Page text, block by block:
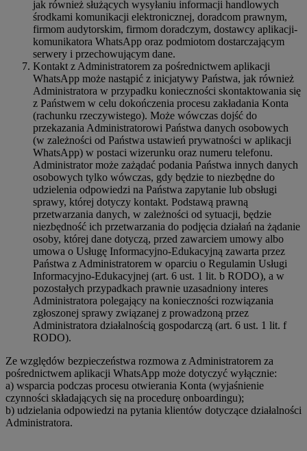
jak również służących wysyłaniu informacji handlowych
środkami komunikacji elektronicznej, doradcom prawnym,
firmom audytorskim, firmom doradczym, dostawcy aplikacji-
komunikatora WhatsApp oraz podmiotom dostarczającym
serwery i przechowującym dane.
Kontakt z Administratorem za pośrednictwem aplikacji
WhatsApp może nastąpić z inicjatywy Państwa, jak również
Administratora w przypadku konieczności skontaktowania się
z Państwem w celu dokończenia procesu zakładania Konta
(rachunku rzeczywistego). Może wówczas dojść do
przekazania Administratorowi Państwa danych osobowych
(w zależności od Państwa ustawień prywatności w aplikacji
WhatsApp) w postaci wizerunku oraz numeru telefonu.
Administrator może zażądać podania Państwa innych danych
osobowych tylko wówczas, gdy będzie to niezbędne do
udzielenia odpowiedzi na Państwa zapytanie lub obsługi
sprawy, której dotyczy kontakt. Podstawą prawną
przetwarzania danych, w zależności od sytuacji, będzie
niezbędność ich przetwarzania do podjęcia działań na żądanie
osoby, której dane dotyczą, przed zawarciem umowy albo
umowa o Usługę Informacyjno-Edukacyjną zawarta przez
Państwa z Administratorem w oparciu o Regulamin Usługi
Informacyjno-Edukacyjnej (art. 6 ust. 1 lit. b RODO), a w
pozostałych przypadkach prawnie uzasadniony interes
Administratora polegający na konieczności rozwiązania
zgłoszonej sprawy związanej z prowadzoną przez
Administratora działalnością gospodarczą (art. 6 ust. 1 lit. f
RODO).
Ze względów bezpieczeństwa rozmowa z Administratorem za
pośrednictwem aplikacji WhatsApp może dotyczyć wyłącznie:
a) wsparcia podczas procesu otwierania Konta (wyjaśnienie
czynności składających się na procedurę onboardingu);
b) udzielania odpowiedzi na pytania klientów dotyczące działalności
Administratora.